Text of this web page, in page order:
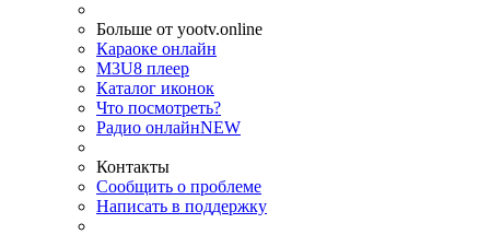
Больше от yootv.online
Караоке онлайн
M3U8 плеер
Каталог иконок
Что посмотреть?
Радио онлайнNEW
Контакты
Сообщить о проблеме
Написать в поддержку